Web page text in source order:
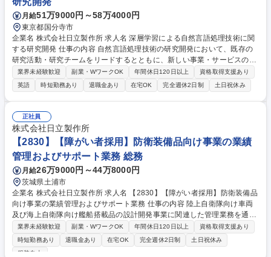
月給51万9000円～58万4000円
東京都国分寺市
企業名 株式会社日立製作所 求人名 深層学習による自然言語処理技術に関
する研究開発 仕事の内容 自然言語処理技術の研究開発において、既存の
研究活動・研究チームをリードするとともに、新しい事業・サービスの創
生にも貢献いただける人財を募集したいと思っています。 【職務概要】
・自然言語処理技術の研究開発、特許出願、研究レポート・論文執筆 ・事
業部・顧客への技術プレゼン・提案、製品試作・実証実験等の提案・実施
・自然言語処理技術の研究ファンド提案 ・研究チームのリード、後進の研
究指導 募集職種 深層学習による自然言語処理技術に関する研究開発
業界未経験歓迎 副業・WワークOK 年間休日120日以上
資格取得支援あり
英語
時短勤務あり 退職金あり 在宅OK 完全週休2日制 土日祝休み
正社員
株式会社日立製作所
【2830】【障がい者採用】防衛装備品向け事業の業績
管理およびサポート業務 総務
月給26万9000円～44万8000円
茨城県土浦市
企業名 株式会社日立製作所 求人名 【2830】【障がい者採用】防衛装備品
向け事業の業績管理およびサポート業務 仕事の内容 陸上自衛隊向け車両
及び海上自衛隊向け艦船搭載品の設計開発事業に関連した管理業務を通じ
て、部門業績管理業務を担っていただきます。データの整理、議事録の作
成、会議の設定、書類作成など。 【職務詳細】上長のサポートを受けなが
ら以下の業務を遂行する。 ・部門予算策定および予算管理 ・コーポレー
業界未経験歓迎 副業・WワークOK 年間休日120日以上
資格取得支援あり
時短勤務あり
退職金あり 在宅OK 完全週休2日制
土日祝休み
服装自由